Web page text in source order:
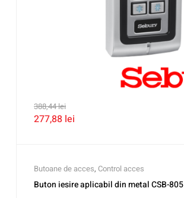
388,44lei
277,88 lei
Butoane de acces, Control acces
Buton iesire aplicabil din metal CSB-805